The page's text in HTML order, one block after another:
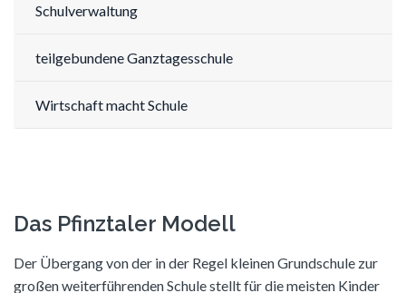
Schulverwaltung
teilgebundene Ganztagesschule
Wirtschaft macht Schule
Das Pfinztaler Modell
Der Übergang von der in der Regel kleinen Grundschule zur
großen weiterführenden Schule stellt für die meisten Kinder